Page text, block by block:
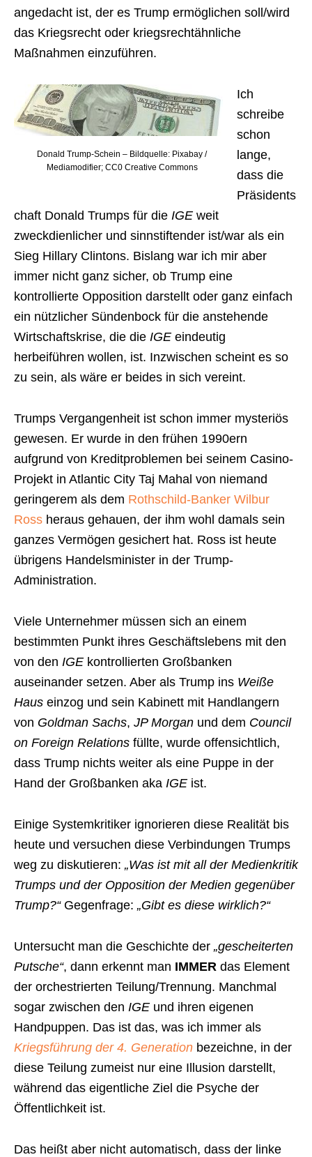
angedacht ist, der es Trump ermöglichen soll/wird
das Kriegsrecht oder kriegsrechtähnliche
Maßnahmen einzuführen.
Donald Trump-Schein – Bildquelle: Pixabay /
Mediamodifier; CC0 Creative Commons
Ich
schreibe
schon
lange,
dass die
Präsidents
chaft Donald Trumps für die IGE weit
zweckdienlicher und sinnstiftender ist/war als ein
Sieg Hillary Clintons. Bislang war ich mir aber
immer nicht ganz sicher, ob Trump eine
kontrollierte Opposition darstellt oder ganz einfach
ein nützlicher Sündenbock für die anstehende
Wirtschaftskrise, die die IGE eindeutig
herbeiführen wollen, ist. Inzwischen scheint es so
zu sein, als wäre er beides in sich vereint.
Trumps Vergangenheit ist schon immer mysteriös
gewesen. Er wurde in den frühen 1990ern
aufgrund von Kreditproblemen bei seinem Casino-
Projekt in Atlantic City Taj Mahal von niemand
geringerem als dem Rothschild-Banker Wilbur
Ross heraus gehauen, der ihm wohl damals sein
ganzes Vermögen gesichert hat. Ross ist heute
übrigens Handelsminister in der Trump-
Administration.
Viele Unternehmer müssen sich an einem
bestimmten Punkt ihres Geschäftslebens mit den
von den IGE kontrollierten Großbanken
auseinander setzen. Aber als Trump ins Weiße
Haus einzog und sein Kabinett mit Handlangern
von Goldman Sachs, JP Morgan und dem Council
on Foreign Relations füllte, wurde offensichtlich,
dass Trump nichts weiter als eine Puppe in der
Hand der Großbanken aka IGE ist.
Einige Systemkritiker ignorieren diese Realität bis
heute und versuchen diese Verbindungen Trumps
weg zu diskutieren: „Was ist mit all der Medienkritik
Trumps und der Opposition der Medien gegenüber
Trump?“Gegenfrage: „Gibt es diese wirklich?“
Untersucht man die Geschichte der „gescheiterten
Putsche“, dann erkennt man IMMER das Element
der orchestrierten Teilung/Trennung. Manchmal
sogar zwischen den IGE und ihren eigenen
Handpuppen. Das ist das, was ich immer als
Kriegsführung der 4. Generation bezeichne, in der
diese Teilung zumeist nur eine Illusion darstellt,
während das eigentliche Ziel die Psyche der
Öffentlichkeit ist.
Das heißt aber nicht automatisch, dass der linke